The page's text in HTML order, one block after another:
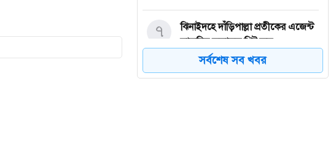
ঝিনাইদহে দাঁড়িপাল্লা প্রতীকের এজেন্ট
স্বাক্ষরিত ফলাফল শিট জব্দ
৭
ত্রয়োদশ জাতীয় নির্বাচন, শান্তিপূর্ণ ও
৮
সর্বশেষ সব খবর